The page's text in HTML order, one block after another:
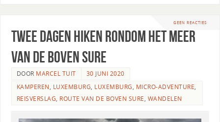
GEEN REACTIES
Twee dagen hiken rondom het meer
van de Boven Sure
DOOR MARCEL TUIT
30 JUNI 2020
KAMPEREN, LUXEMBURG, LUXEMBURG, MICRO-ADVENTURE,
REISVERSLAG, ROUTE VAN DE BOVEN SURE, WANDELEN